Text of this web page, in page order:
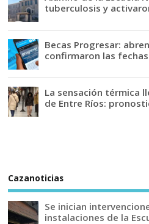
tuberculosis y
Becas Progresar:
confirmaron las
La sensación térmica
de Entre Ríos:
Cazanoticias
Se inician
instalaciones de la